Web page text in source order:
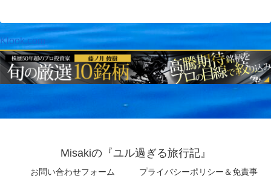
Klook.com
Misakiの『ユル過ぎる旅行記』
お問い合わせフォーム プライバシーポリシー＆免責事